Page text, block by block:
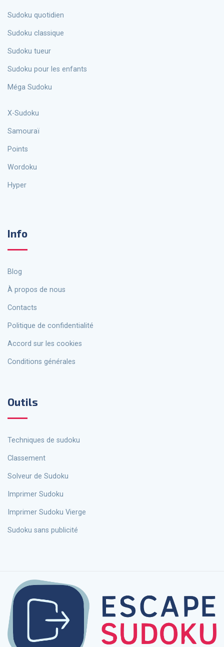
Sudoku quotidien
Sudoku classique
Sudoku tueur
Sudoku pour les enfants
Méga Sudoku
X-Sudoku
Samouraï
Points
Wordoku
Hyper
Info
Blog
À propos de nous
Contacts
politique de confidentialité
Accord sur les cookies
Conditions générales
Outils
Techniques de sudoku
Classement
Solveur de Sudoku
Imprimer Sudoku
Imprimer Sudoku Vierge
Sudoku sans publicité